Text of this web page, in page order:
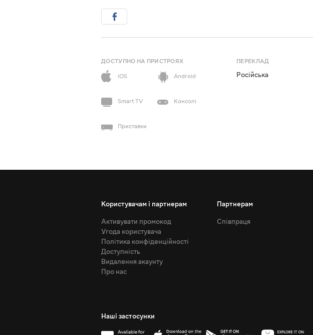
ДОСТУПНО НА ПРИСТРОЯХ
iOS
Android
Smart TV Консолі
Приставки
ПЕРЕКЛАД
Російська
Користувачам і партнерам
Активувати промокод
Угода користувача
Політика конфіденційності
Доступність
Видалення акаунту
Про нас
Партнерам
Співпраця
Наші застосунки